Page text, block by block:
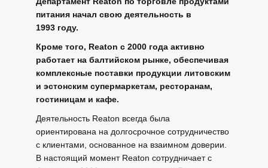
питания начал свою деятельность в
1993 году.
Кроме того, Reaton с 2000 года активно
работает на балтийском рынке, обеспечивая
комплексные поставки продукции литовским
и эстонским супермаркетам, ресторанам,
гостиницам и кафе.
Деятельность Reaton всегда была
ориентирована на долгосрочное сотрудничество
с клиентами, основанное на взаимном доверии.
В настоящий момент Reaton сотрудничает с